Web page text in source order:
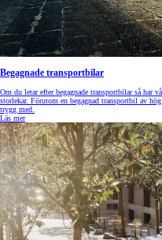
Begagnade transportbilar
Om du letar efter begagnade transportbilar så har
storlekar. Förutom en begagnad transportbil av
trygg med.
Läs mer